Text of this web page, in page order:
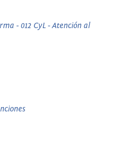
- 012 CyL - Atención al